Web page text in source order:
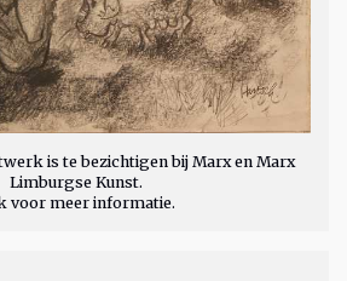
is te bezichtigen bij Marx en Marx
Limburgse Kunst.
voor meer informatie.